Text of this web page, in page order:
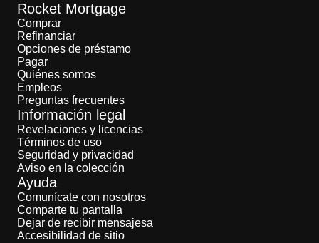
Rocket Mortgage
Comprar
Refinanciar
Opciones de préstamo
Pagar
Quiénes somos
Empleos
Preguntas frecuentes
Información legal
Revelaciones y licencias
Términos de uso
Seguridad y privacidad
Aviso en la colección
Ayuda
Comunícate con nosotros
Comparte tu pantalla
Dejar de recibir mensajesa
Accesibilidad de sitio